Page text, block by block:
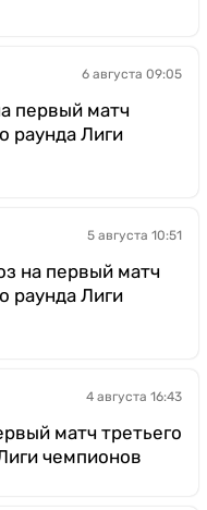
6 августа 09:05
первый матч
раунда Лиги
5 августа 10:51
на первый матч
раунда Лиги
4 августа 16:43
матч третьего
чемпионов